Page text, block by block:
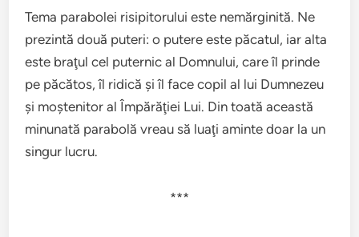
Tema parabolei risipitorului este nemărginită. Ne
prezintă două puteri: o putere este păcatul, iar alta
este braţul cel puternic al Domnului, care îl prinde
pe păcătos, îl ridică şi îl face copil al lui Dumnezeu
şi moştenitor al Împărăţiei Lui. Din toată această
minunată parabolă vreau să luaţi aminte doar la un
singur lucru.
***